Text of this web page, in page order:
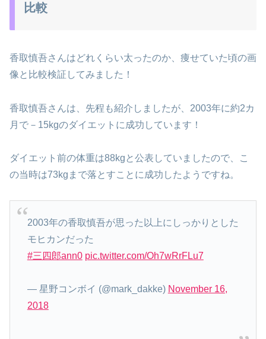
比較
香取慎吾さんはどれくらい太ったのか、痩せていた頃の画
像と比較検証してみました！
香取慎吾さんは、先程も紹介しましたが、2003年に約2カ
月で－15kgのダイエットに成功しています！
ダイエット前の体重は88kgと公表していましたので、こ
の当時は73kgまで落とすことに成功したようですね。
2003年の香取慎吾が思った以上にしっかりとした
モヒカンだった
#三四郎ann0 pic.twitter.com/Oh7wRrFLu7
— 星野コンボイ (@mark_dakke) November 16,
2018